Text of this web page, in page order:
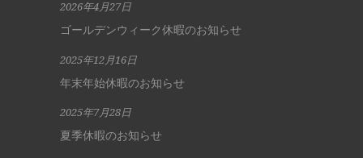
2026年4月27日
ゴールデンウィーク休暇のお知らせ
2025年12月16日
年末年始休暇のお知らせ
2025年7月28日
夏季休暇のお知らせ